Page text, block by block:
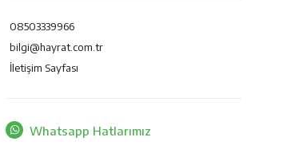
08503339966
bilgi@hayrat.com.tr
İletişim Sayfası
Whatsapp Hatlarımız